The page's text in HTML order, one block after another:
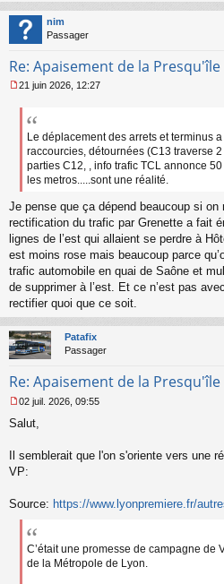
nim
Passager
Re: Apaisement de la Presqu'île
e
n
o
l
u
21 juin 2026, 12:27
Le déplacement des arrets et terminus
raccourcies, détournées (C13 traverse
parties C12, , info trafic TCL annonce
les metros.....sont une réalité.
Je pense que ça dépend beaucoup si on
rectification du trafic par Grenette a fait
lignes de l’est qui allaient se perdre à
est moins rose mais beaucoup parce
trafic automobile en quai de Saône et
de supprimer à l’est. Et ce n’est pas
rectifier quoi que ce soit.
Patafix
Passager
Re: Apaisement de la Presqu'île
e
s
a
g
n
o
02 juil. 2026, 09:55
Salut,
Il semblerait que l'on s'oriente vers une
VP:
Source: https://www.lyonpremiere.fr/
C’était une promesse de campagne de
de la Métropole de Lyon.